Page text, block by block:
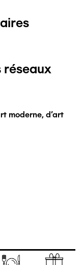
réseaux
moderne, d'art